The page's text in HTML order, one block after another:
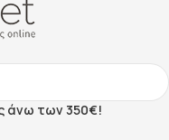
άνω των 350€!